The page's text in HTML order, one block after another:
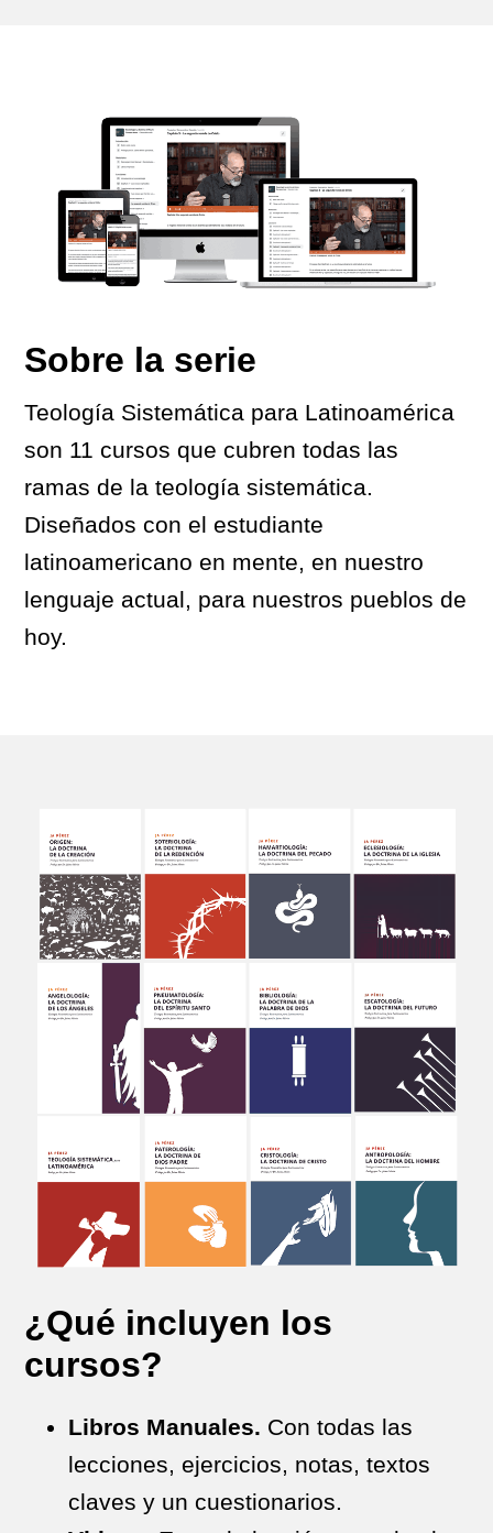
Sobre la serie
Teología Sistemática para Latinoamérica
son 11 cursos que cubren todas las
ramas de la teología sistemática.
Diseñados con el estudiante
latinoamericano en mente, en nuestro
lenguaje actual, para nuestros pueblos de
hoy.
¿Qué incluyen los
cursos?
Libros Manuales. Con todas las
lecciones, ejercicios, notas, textos
claves y un cuestionarios.